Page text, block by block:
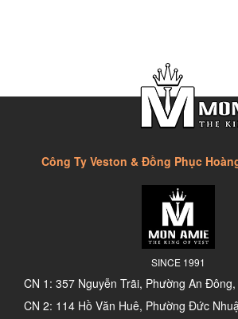
Công Ty Veston & Đồng Phục
SINCE 1991
CN 1: 357 Nguyễn Trãi, Phường An Đông,
CN 2: 114 Hồ Văn Huê, Phường Đức